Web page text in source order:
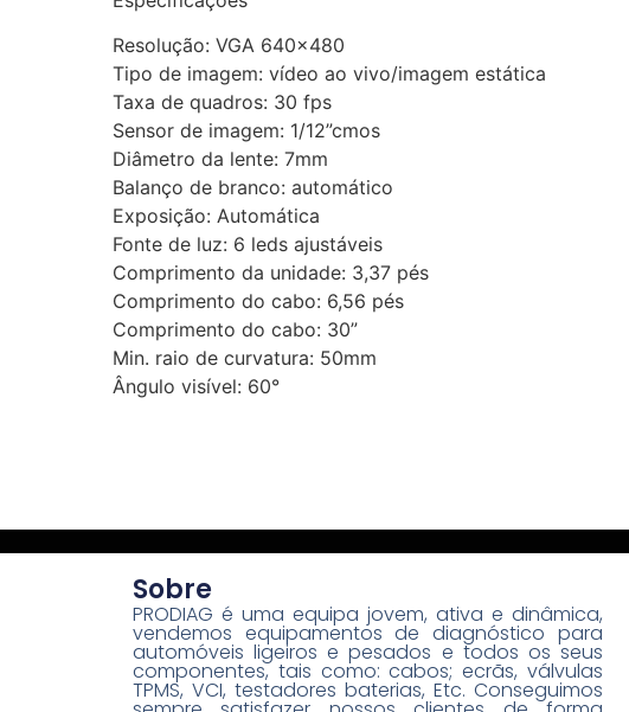
Resolução: VGA 640×480
Tipo de imagem: vídeo ao vivo/imagem estática
Taxa de quadros: 30 fps
Sensor de imagem: 1/12”cmos
Diâmetro da lente: 7mm
Balanço de branco: automático
Exposição: Automática
Fonte de luz: 6 leds ajustáveis
Comprimento da unidade: 3,37 pés
Comprimento do cabo: 6,56 pés
Comprimento do cabo: 30”
Min. raio de curvatura: 50mm
Ângulo visível: 60°
Sobre
PRODIAG é uma equipa jovem, ativa e dinâmica,
vendemos equipamentos de diagnóstico para
automóveis ligeiros e pesados e todos os seus
componentes, tais como: cabos; ecrãs, válvulas
TPMS, VCI, testadores baterias, Etc. Conseguimos